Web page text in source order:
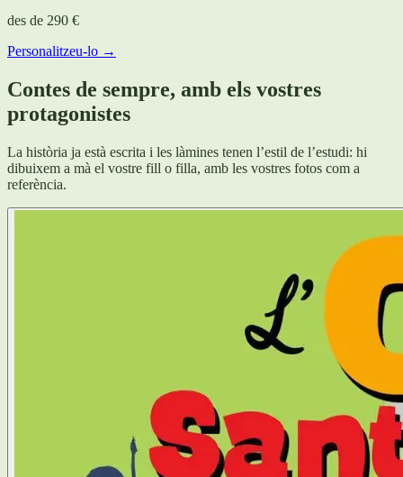
des de 290 €
Personalitzeu-lo →
Contes de sempre, amb els vostres
protagonistes
La història ja està escrita i les làmines tenen l’estil de l’estudi: hi
dibuixem a mà el vostre fill o filla, amb les vostres fotos com a
referència.